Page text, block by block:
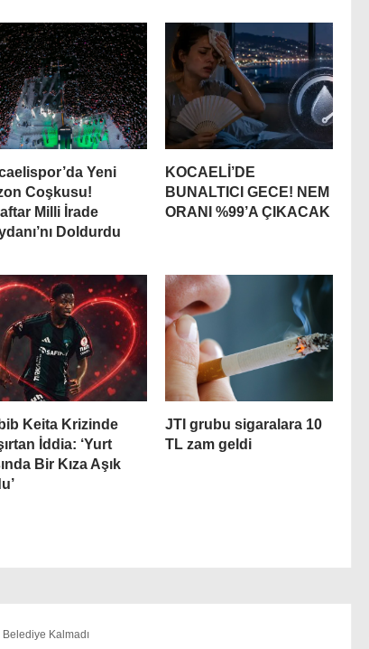
Yeni
Coşkusu!
Milli İrade
Doldurdu
KOCAELİ’DE
BUNALTICI GECE! NEM
ORANI %99’A ÇIKACAK
Keita Krizinde
İddia: ‘Yurt
Bir Kıza Aşık
JTI grubu sigaralara 10
TL zam geldi
Belediye Kalmadı